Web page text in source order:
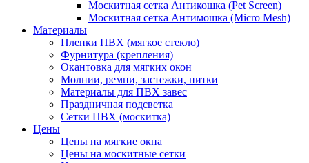
Москитная сетка Антикошка (Pet Screen)
Москитная сетка Антимошка (Micro Mesh)
Материалы
Пленки ПВХ (мягкое стекло)
Фурнитура (крепления)
Окантовка для мягких окон
Молнии, ремни, застежки, нитки
Материалы для ПВХ завес
Праздничная подсветка
Сетки ПВХ (москитка)
Цены
Цены на мягкие окна
Цены на москитные сетки